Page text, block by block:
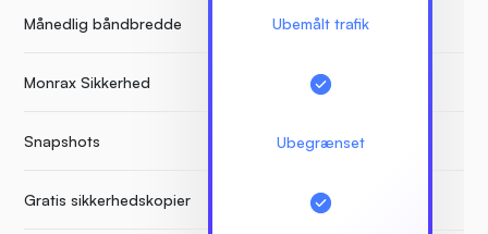
Månedlig båndbredde
Monrax Sikkerhed
Snapshots
Gratis sikkerhedskopier
Ubemålt trafik
Ubegrænset